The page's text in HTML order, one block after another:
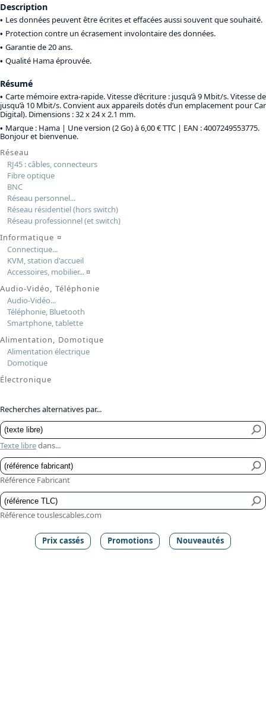
Description
Les données peuvent être écrites et effacées aussi souvent que souhaité.
Protection contre un écrasement involontaire des données.
Garantie de 20 ans.
Qualité Hama éprouvée.
Résumé
Carte mémoire extra-rapide. Vitesse d’écriture : jusqu’à 9 Mbit/s. Vitesse
jusqu’à 10 Mbit/s. Convient aux appareils dotés d’un emplacement pour
Digital). Dimensions : 32 x 24 x 2.1 mm.
Marque : Hama | Une version (2 Go) à 6,00 € TTC | EAN : 4007249553775.
Bonjour et bienvenue.
Réseau
RJ45 : câbles, connecteurs
Fibre optique
BNC
Réseau personnel...
Réseau résidentiel (hors switch)
Réseau professionnel (et switch)
Informatique ¤
Connectique...
KVM, station d'accueil
Accessoires, mobilier...¤
Audio-Vidéo, Téléphonie
Audio-Vidéo...
Téléphonie, Bluetooth
Smartphone, tablette
Alimentation, Domotique
Alimentation électrique
Domotique
Électronique
Recherches alternatives par...
Texte libredans...
Référence Fabricant
Référence touslescables.com
Prix cassés Promotions Nouveautés